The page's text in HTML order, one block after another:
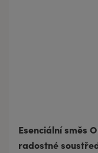
Esenciální směs
radostné